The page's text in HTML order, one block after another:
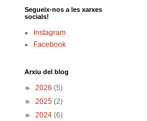
Segueix-nos a les xarxes
socials!
Instagram
Facebook
Arxiu del blog
► 2026 (5)
► 2025 (2)
► 2024 (6)